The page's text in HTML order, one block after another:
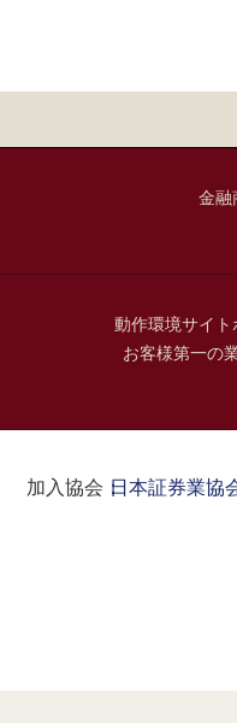
金融
動作環境サイト
お客様第一の
加入協会：日本証券業協